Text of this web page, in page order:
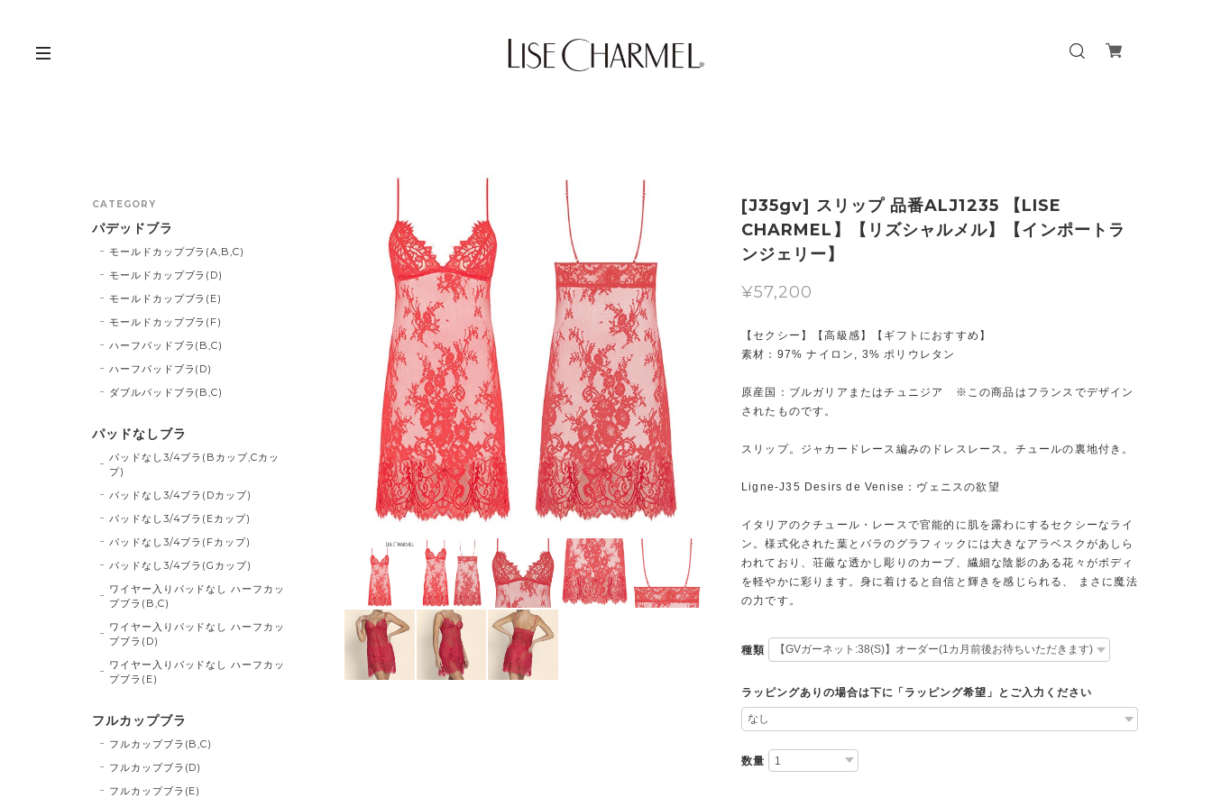
[J35gv] スリップ 品番ALJ1235 【LISE
CHARMEL】【リズシャルメル】【インポートラ
ンジェリー】
¥57,200
【セクシー】【高級感】【ギフトにおすすめ】
素材：97% ナイロン, 3% ポリウレタン
原産国：ブルガリアまたはチュニジア ※この商品はフランスでデザイン
されたものです。
スリップ。ジャカードレース編みのドレスレース。チュールの裏地付き。
Ligne-J35 Desirs de Venise：ヴェニスの欲望
イタリアのクチュール・レースで官能的に肌を露わにするセクシーなライ
ン。様式化された葉とバラのグラフィックには大きなアラベスクがあしら
われており、荘厳な透かし彫りのカーブ、繊細な陰影のある花々がボディ
を軽やかに彩ります。身に着けると自信と輝きを感じられる、 まさに魔法
の力です。
種類
ラッピングありの場合は下に「ラッピング希望」とご入力ください
数量
CATEGORY
パデッドブラ
モールドカップブラ(A,B,C)
モールドカップブラ(D)
モールドカップブラ(E)
モールドカップブラ(F)
ハーフパッドブラ(B,C)
ハーフパッドブラ(D)
ダブルパッドブラ(B,C)
パッドなしブラ
パッドなし3/4ブラ(Bカップ,Cカッ
プ)
パッドなし3/4ブラ(Dカップ)
パッドなし3/4ブラ(Eカップ)
パッドなし3/4ブラ(Fカップ)
パッドなし3/4ブラ(Gカップ)
ワイヤー入りパッドなし ハーフカッ
プブラ(B,C)
ワイヤー入りパッドなし ハーフカッ
プブラ(D)
ワイヤー入りパッドなし ハーフカッ
プブラ(E)
フルカップブラ
フルカップブラ(B,C)
フルカップブラ(D)
フルカップブラ(E)